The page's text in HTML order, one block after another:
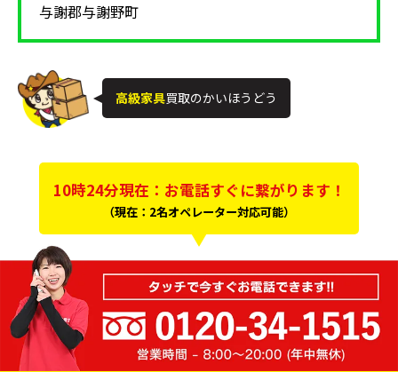
与謝郡与謝野町
高級家具買取のかいほうどう
10時24分現在：お電話すぐに繋がります！
（現在：2名オペレーター対応可能）